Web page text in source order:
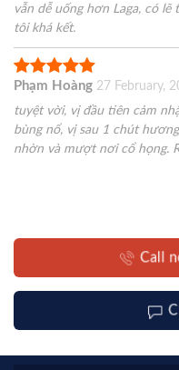
vẫn dễ uống hơn Laga, có
tôi khá kết.
Phạm Hoàng 27 February,
tuyệt vời, vị đầu tiên cảm
bùng nổ, vị sau 1 chút
nhờn và mượt nơi cổ họng.
Call